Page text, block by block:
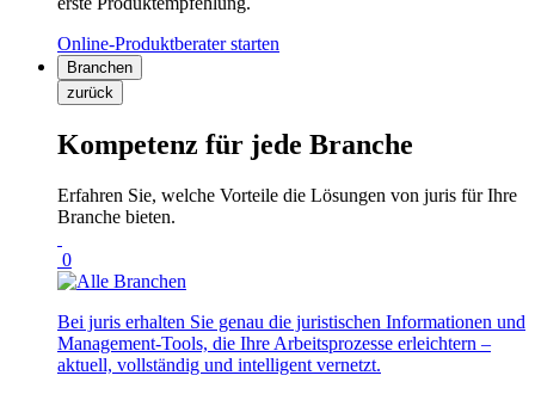
Online-Produktberater starten
Branchen
zurück
Kompetenz für jede Branche
Erfahren Sie, welche Vorteile die Lösungen von juris für Ihre
Branche bieten.
0
Bei juris erhalten Sie genau die juristischen Informationen und
Management-Tools, die Ihre Arbeitsprozesse erleichtern –
aktuell, vollständig und intelligent vernetzt.